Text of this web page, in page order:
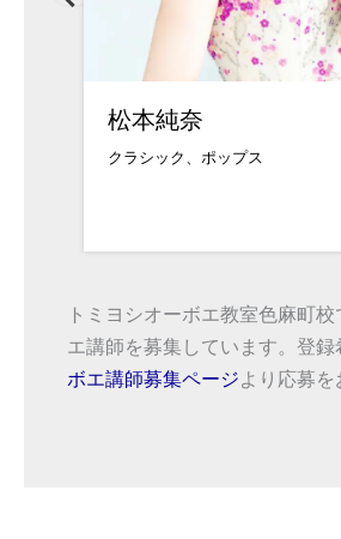
松本純奈
クラシック、ポップス
トミヨシオーボエ教室色麻町
エ講師を募集しています。登録
ボエ講師募集ページより応募を